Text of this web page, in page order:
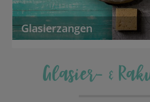
Glasierzangen
Glasier- &